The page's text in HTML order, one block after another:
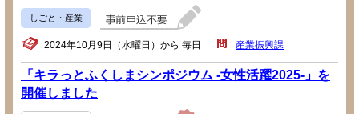
しごと・産業
2024年10月9日（水曜日）から 毎日 産業振興課
「キラっとふくしまシンポジウム -女性活躍2025-」を
開催しました